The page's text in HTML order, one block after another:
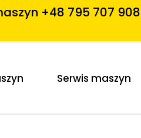
+48 795 707 908
Serwis maszyn